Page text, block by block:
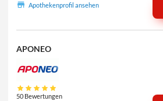
Apothekenprofil ansehen
APONEO
50 Bewertungen